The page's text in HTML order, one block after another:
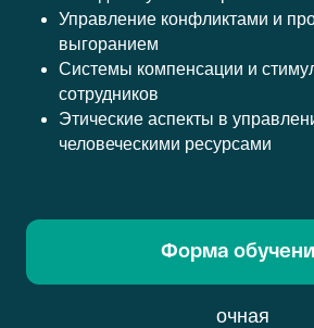
Управление конфликтами и
выгоранием
Системы компенсации и
сотрудников
Этические аспекты в
человеческими ресурсами
Форма
очная